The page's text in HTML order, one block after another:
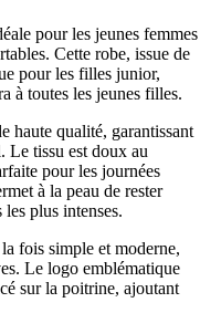
pour les jeunes femmes
Cette robe, issue de
pour les filles junior,
à toutes les jeunes filles.
haute qualité, garantissant
Le tissu est doux au
pour les journées
à la peau de rester
plus intenses.
fois simple et moderne,
Le logo emblématique
sur la poitrine, ajoutant